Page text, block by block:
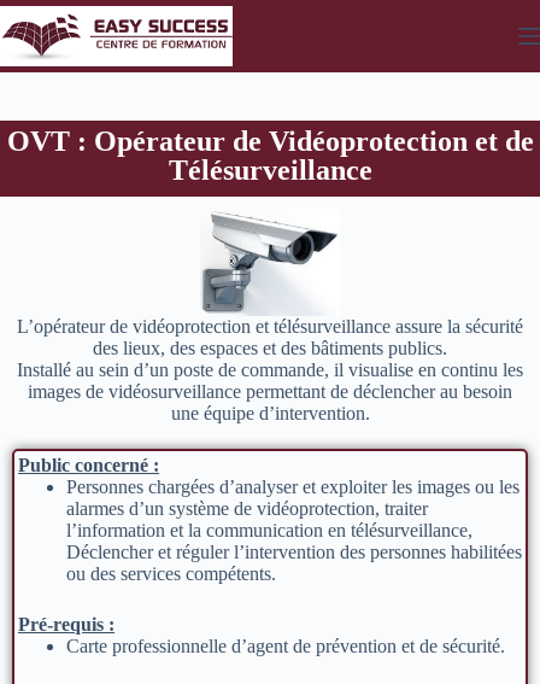
OVT : Opérateur de Vidéoprotection et de
Télésurveillance
L’opérateur de vidéoprotection et télésurveillance assure la sécurité
des lieux, des espaces et des bâtiments publics.
Installé au sein d’un poste de commande, il visualise en continu les
images de vidéosurveillance permettant de déclencher au besoin
une équipe d’intervention.
Public concerné :
Personnes chargées d’analyser et exploiter les images ou les
alarmes d’un système de vidéoprotection, traiter
l’information et la communication en télésurveillance,
Déclencher et réguler l’intervention des personnes habilitées
ou des services compétents.
Pré-requis :
Carte professionnelle d’agent de prévention et de sécurité.